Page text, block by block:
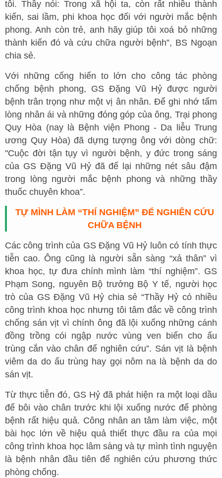
tôi. Thầy nói: Trong xã hội ta, còn rất nhiều thành
kiến, sai lầm, phi khoa học đối với người mắc bệnh
phong. Anh còn trẻ, anh hãy giúp tôi xoá bỏ những
thành kiến đó và cứu chữa người bệnh”, BS Ngoạn
chia sẻ.
Với những cống hiến to lớn cho công tác phòng
chống bệnh phong, GS Đặng Vũ Hỷ được người
bệnh trân trọng như một vị ân nhân. Để ghi nhớ tấm
lòng nhân ái và những đóng góp của ông, Trại phong
Quy Hòa (nay là Bệnh viện Phong - Da liễu Trung
ương Quy Hòa) đã dựng tượng ông với dòng chữ:
"Cuộc đời tận tụy vì người bệnh, y đức trong sáng
của GS Đặng Vũ Hỷ đã để lại những nét sâu đậm
trong lòng người mắc bệnh phong và những thầy
thuốc chuyên khoa”.
TỰ MÌNH LÀM “THÍ NGHIỆM” ĐỂ NGHIÊN CỨU
CHỮA BỆNH
Các công trình của GS Đặng Vũ Hỷ luôn có tính thực
tiễn cao. Ông cũng là người sẵn sàng “xả thân” vì
khoa học, tự đưa chính mình làm “thí nghiệm”. GS
Phạm Song, nguyên Bộ trưởng Bộ Y tế, người học
trò của GS Đặng Vũ Hỷ chia sẻ “Thầy Hỷ có nhiều
công trình khoa học nhưng tôi tâm đắc về công trình
chống sán vịt vì chính ông đã lội xuống những cánh
đồng trồng cói ngập nước vùng ven biển cho ấu
trùng cắn vào chân để nghiên cứu”. Sán vịt là bệnh
viêm da do ấu trùng hay gọi nôm na là bệnh da do
sán vịt.
Từ thực tiễn đó, GS Hỷ đã phát hiện ra một loại dầu
để bôi vào chân trước khi lội xuống nước để phòng
bệnh rất hiệu quả. Công nhân an tâm làm việc, một
bài học lớn về hiệu quả thiết thực đầu ra của mọi
công trình khoa học lâm sàng và tự mình tình nguyện
là bệnh nhân đầu tiên để nghiên cứu phương thức
phòng chống.